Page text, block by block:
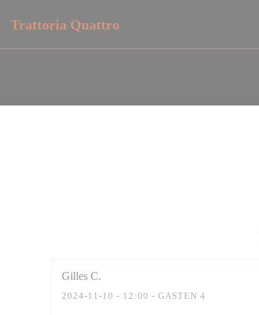
Trattoria Quattro
Gilles C
2024-11-10 - 12:00 - GASTEN 4